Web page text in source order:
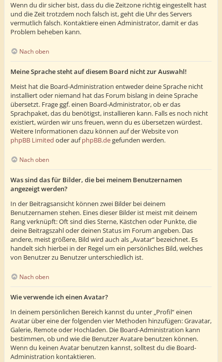
Wenn du dir sicher bist, dass du die Zeitzone richtig eingestellt hast
und die Zeit trotzdem noch falsch ist, geht die Uhr des Servers
vermutlich falsch. Kontaktiere einen Administrator, damit er das
Problem beheben kann.
Nach oben
Meine Sprache steht auf diesem Board nicht zur Auswahl!
Meist hat die Board-Administration entweder deine Sprache nicht
installiert oder niemand hat das Forum bislang in deine Sprache
übersetzt. Frage ggf. einen Board-Administrator, ob er das
Sprachpaket, das du benötigst, installieren kann. Falls es noch nicht
existiert, würden wir uns freuen, wenn du es übersetzen würdest.
Weitere Informationen dazu können auf der Website von
phpBB Limited oder aufphpBB.degefunden werden.
Nach oben
Was sind das für Bilder, die bei meinem Benutzernamen
angezeigt werden?
In der Beitragsansicht können zwei Bilder bei deinem
Benutzernamen stehen. Eines dieser Bilder ist meist mit deinem
Rang verknüpft: Oft sind dies Sterne, Kästchen oder Punkte, die
deine Beitragszahl oder deinen Status im Forum angeben. Das
andere, meist größere, Bild wird auch als „Avatar“ bezeichnet. Es
handelt sich hierbei in der Regel um ein persönliches Bild, welches
von Benutzer zu Benutzer unterschiedlich ist.
Nach oben
Wie verwende ich einen Avatar?
In deinem persönlichen Bereich kannst du unter „Profil“ einen
Avatar über eine der folgenden vier Methoden hinzufügen: Gravatar,
Galerie, Remote oder Hochladen. Die Board-Administration kann
bestimmen, ob und wie die Benutzer Avatare benutzen können.
Wenn du keinen Avatar benutzen kannst, solltest du die Board-
Administration kontaktieren.